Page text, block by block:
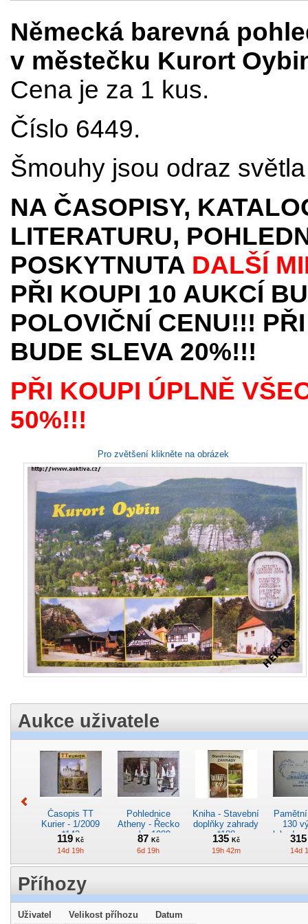
Německá barevná
v městečku Kurort
Cena je za 1 kus.
Číslo 6449.
Šmouhy jsou odraz
NA ČASOPISY,
LITERATURU,
POSKYTNUTA DALŠÍ
PŘI KOUPI 10 AUKCÍ
POLOVIČNÍ CENU!!!
BUDE SLEVA 20%!!!
PŘI KOUPI ÚPLNĚ
50%!!!
Pro zvětšení klikněte na obrázek
Aukce uživatele
Časopis TT
Kurier - 1/2009
*142
119Kč
14d 19h
Pohlednice
Atheny - Řecko
z roku 1989.
Nová nepoužitá
*5019
87 Kč
6d 19h
Kniha - Stavební
doplňky zahrady
*188
135 Kč
19h 42m
130
14d
Příhozy
Uživatel Velikost příhozu Datum